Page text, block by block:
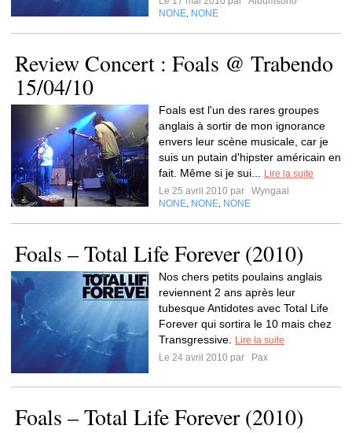
NONE NONE
Review Concert : Foals @ Trabendo
15/04/10
Foals est l'un des rares groupes
anglais à sortir de mon ignorance
envers leur scène musicale, car je
suis un putain d'hipster américain en
fait. Même si je sui...
Lire la suite
Le 25 avril 2010 par
Wyngaal
NONE NONE NONE
Foals – Total Life Forever (2010)
Nos chers petits poulains anglais
reviennent 2 ans après leur
tubesque Antidotes avec Total Life
Forever qui sortira le 10 mais chez
Transgressive.
Lire la suite
Le 24 avril 2010 par
Pax
Foals – Total Life Forever (2010)